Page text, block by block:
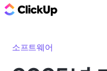
소프트웨어